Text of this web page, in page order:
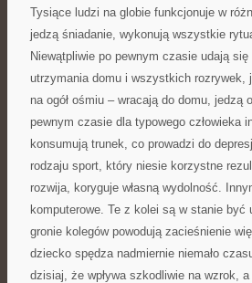
Tysiące ludzi na globie funkcjonuje w
jedzą śniadanie, wykonują wszystkie
Niewątpliwie po pewnym czasie udają
utrzymania domu i wszystkich
na ogół ośmiu – wracają do domu,
pewnym czasie dla typowego człowieka
konsumują trunek, co prowadzi do
rodzaju sport, który niesie korzystne
rozwija, koryguje własną wydolność.
komputerowe. Te z kolei są w stanie
gronie kolegów powodują zacieśnienie
dziecko spędza nadmiernie niemało
dzisiaj, że wpływa szkodliwie na wzrok,